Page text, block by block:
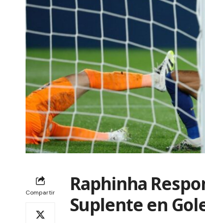
Compartir
Raphinha
Suplente en